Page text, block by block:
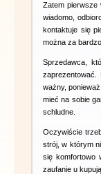
Zatem pierwsze
wiadomo,
kontaktuje się
można za
Sprzedawca,
ważny,
mieć na sobie
schludne.
Oczywiście
strój, w którym
się komfortowo
zaufanie u